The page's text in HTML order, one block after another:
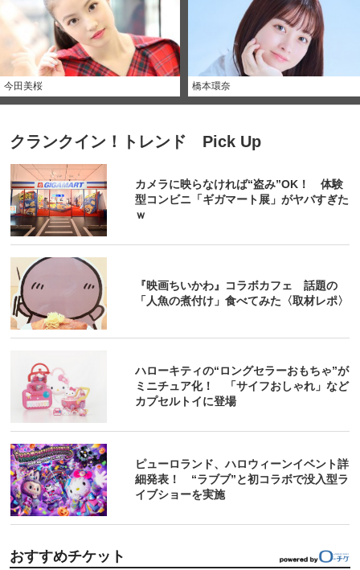
今田美桜 橋本環奈
クランクイン！トレンド Pick Up
カメラに映らなければ“盗み”OK！ 体験
型コンビニ「ギガマート展」がヤバすぎた
ｗ
『映画ちいかわ』コラボカフェ 話題の
「人魚の煮付け」食べてみた〈取材レポ〉
ハローキティの“ロングセラーおもちゃ”が
ミニチュア化！ 「サイフおしゃれ」など
カプセルトイに登場
ピューロランド、ハロウィーンイベント詳
細発表！ “ラブブ”と初コラボで没入型ラ
イブショーを実施
おすすめチケット